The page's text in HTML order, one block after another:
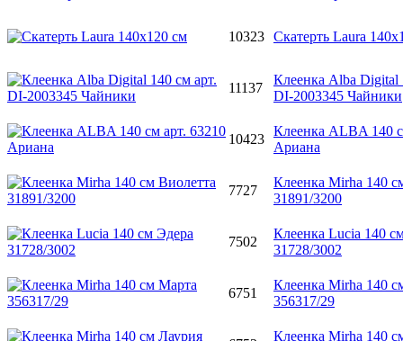
10323 Скатерть Laura
11137
Клеенка Alba Digital
DI-2003345 Чайники
10423
Клеенка ALBA 140
Ариана
7727
Клеенка Mirha 140
31891/3200
7502
Клеенка Lucia 140
31728/3002
6751
Клеенка Mirha 140
356317/29
Клеенка Mirha 140